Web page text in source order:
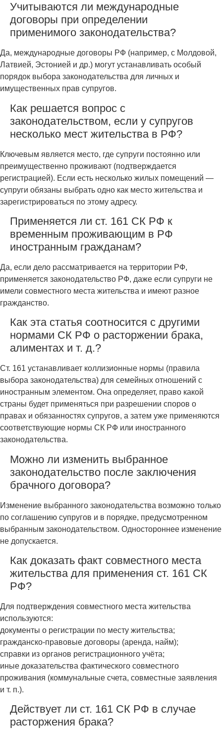
Учитываются ли международные
договоры при определении
применимого законодательства?
Да, международные договоры РФ (например, с Молдовой,
Латвией, Эстонией и др.) могут устанавливать особый
порядок выбора законодательства для личных и
имущественных прав супругов.
Как решается вопрос с
законодательством, если у супругов
несколько мест жительства в РФ?
Ключевым является место, где супруги постоянно или
преимущественно проживают (подтверждается
регистрацией). Если есть несколько жилых помещений —
супруги обязаны выбрать одно как место жительства и
зарегистрироваться по этому адресу.
Применяется ли ст. 161 СК РФ к
временным проживающим в РФ
иностранным гражданам?
Да, если дело рассматривается на территории РФ,
применяется законодательство РФ, даже если супруги не
имели совместного места жительства и имеют разное
гражданство.
Как эта статья соотносится с другими
нормами СК РФ о расторжении брака,
алиментах и т. д.?
Ст. 161 устанавливает коллизионные нормы (правила
выбора законодательства) для семейных отношений с
иностранным элементом. Она определяет, право какой
страны будет применяться при разрешении споров о
правах и обязанностях супругов, а затем уже применяются
соответствующие нормы СК РФ или иностранного
законодательства.
Можно ли изменить выбранное
законодательство после заключения
брачного договора?
Изменение выбранного законодательства возможно только
по соглашению супругов и в порядке, предусмотренном
выбранным законодательством. Одностороннее изменение
не допускается.
Как доказать факт совместного места
жительства для применения ст. 161 СК
РФ?
Для подтверждения совместного места жительства
используются:
документы о регистрации по месту жительства;
гражданско-правовые договоры (аренда, найм);
справки из органов регистрационного учёта;
иные доказательства фактического совместного
проживания (коммунальные счета, совместные заявления
и т. п.).
Действует ли ст. 161 СК РФ в случае
расторжения брака?